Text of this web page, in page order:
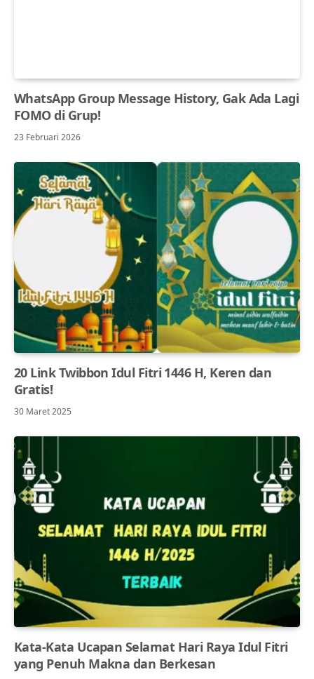
WhatsApp Group Message History, Gak Ada Lagi
FOMO di Grup!
23 Februari 2026
20 Link Twibbon Idul Fitri 1446 H, Keren dan
Gratis!
30 Maret 2025
Kata-Kata Ucapan Selamat Hari Raya Idul Fitri
yang Penuh Makna dan Berkesan